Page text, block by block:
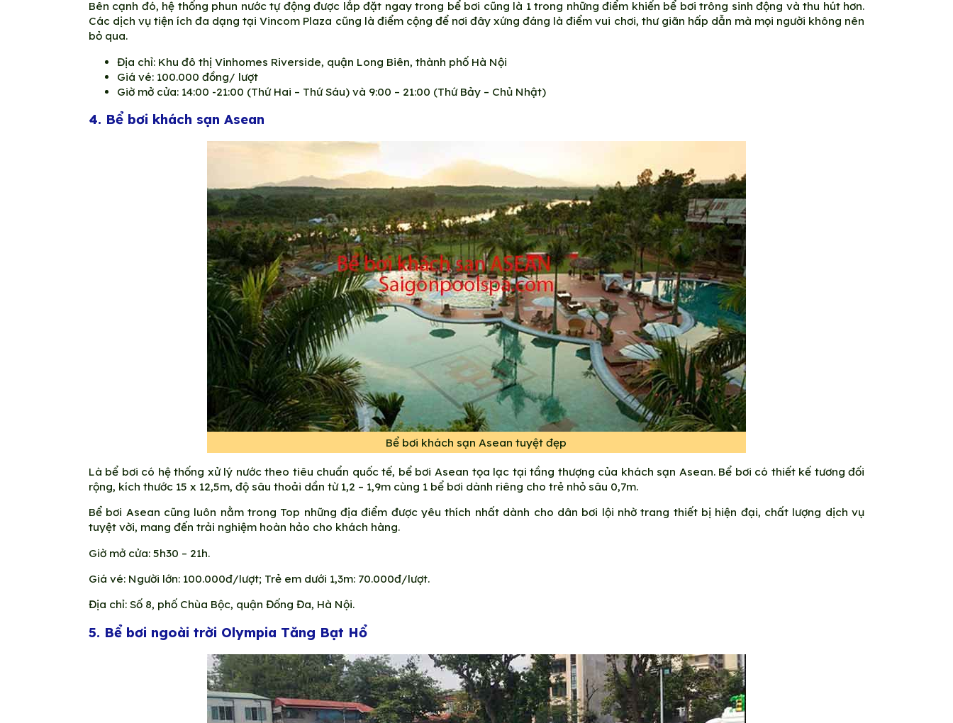
Bên cạnh đó, hệ thống phun nước tự động được lắp đặt ngay trong bể bơi cũng là 1 trong những điểm khiến bể bơi trông sinh động và thu hút hơn.
Các dịch vụ tiện ích đa dạng tại Vincom Plaza cũng là điểm cộng để nơi đây xứng đáng là điểm vui chơi, thư giãn hấp dẫn mà mọi người không nên
bỏ qua.
Địa chỉ: Khu đô thị Vinhomes Riverside, quận Long Biên, thành phố Hà Nội
Giá vé: 100.000 đồng/ lượt
Giờ mở cửa: 14:00 -21:00 (Thứ Hai – Thứ Sáu) và 9:00 – 21:00 (Thứ Bảy – Chủ Nhật)
4. Bể bơi khách sạn Asean
Bể bơi khách sạn Asean tuyệt đẹp
Là bể bơi có hệ thống xử lý nước theo tiêu chuẩn quốc tế, bể bơi Asean tọa lạc tại tầng thượng của khách sạn Asean. Bể bơi có thiết kế tương đối
rộng, kích thước 15 x 12,5m, độ sâu thoải dần từ 1,2 – 1,9m cùng 1 bể bơi dành riêng cho trẻ nhỏ sâu 0,7m.
Bể bơi Asean cũng luôn nằm trong Top những địa điểm được yêu thích nhất dành cho dân bơi lội nhờ trang thiết bị hiện đại, chất lượng dịch vụ
tuyệt vời, mang đến trải nghiệm hoàn hảo cho khách hàng.
Giờ mở cửa: 5h30 – 21h.
Giá vé: Người lớn: 100.000đ/lượt; Trẻ em dưới 1,3m: 70.000đ/lượt.
Địa chỉ: Số 8, phố Chùa Bộc, quận Đống Đa, Hà Nội.
5. Bể bơi ngoài trời Olympia Tăng Bạt Hổ